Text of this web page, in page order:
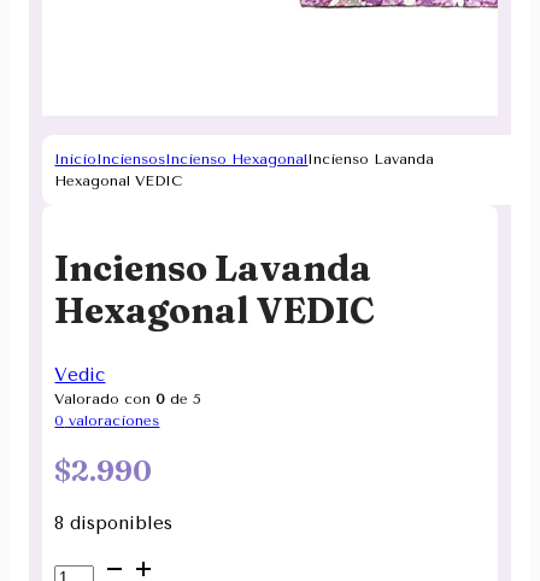
InicioInciensosIncienso HexagonalIncienso Lavanda
Hexagonal VEDIC
Incienso Lavanda
Hexagonal VEDIC
Vedic
Valorado con0 de 5
0 valoraciones
$2.990
8 disponibles
Incienso